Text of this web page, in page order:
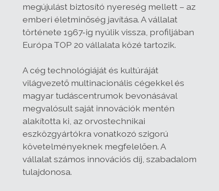
megújulást biztosító nyereség mellett – az
emberi életminőség javítása. A vállalat
története 1967-ig nyúlik vissza, profiljában
Európa TOP 20 vállalata közé tartozik.
A cég technológiáját és kultúráját
világvezető multinacionális cégekkel és
magyar tudáscentrumok bevonásával
megvalósult saját innovációk mentén
alakította ki, az orvostechnikai
eszközgyártókra vonatkozó szigorú
követelményeknek megfelelően. A
vállalat számos innovációs díj, szabadalom
tulajdonosa.